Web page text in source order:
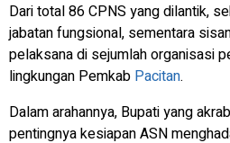
Dari total 86 CPNS yang dilantik,
jabatan fungsional, sementara
pelaksana di sejumlah organisasi
lingkungan Pemkab Pacitan.
Dalam arahannya, Bupati yang
pentingnya kesiapan ASN